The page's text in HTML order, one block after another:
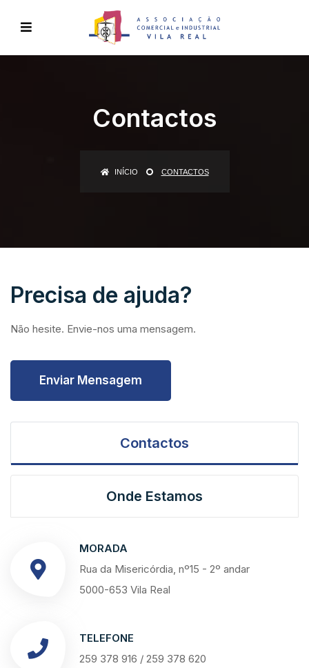
Contactos
INÍCIO CONTACTOS
Precisa de ajuda?
Não hesite. Envie-nos uma mensagem.
Enviar Mensagem
Contactos
Onde Estamos
MORADA
Rua da Misericórdia, nº15 - 2º andar
5000-653 Vila Real
TELEFONE
259 378 916 / 259 378 620